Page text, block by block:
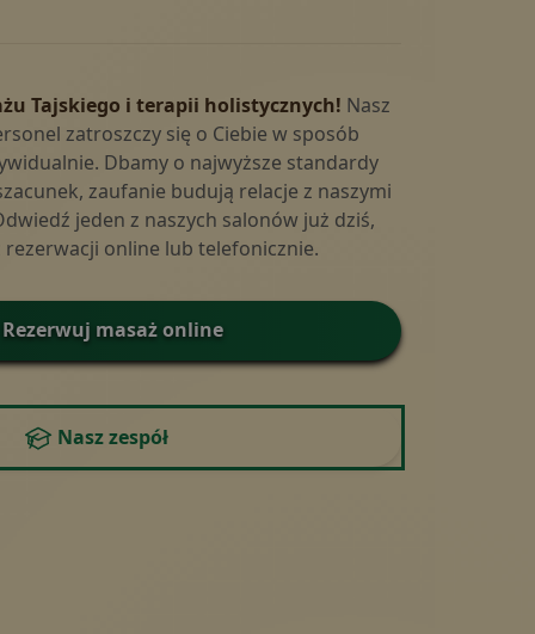
Tajskiego i terapii holistycznych! Nasz
zatroszczy się o Ciebie w sposób
Dbamy o najwyższe standardy
zaufanie budują relacje z naszymi
jeden z naszych salonów już dziś,
rezerwacji online lub telefonicznie.
Rezerwuj masaż online
Nasz zespół